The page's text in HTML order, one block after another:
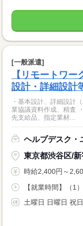
[一般派遣]
【リモートワ
設計・詳細設計
・基本設計、詳細設計
業協議資料作成、精査
先支給品、指定業材...
ヘルプデスク・
東京都渋谷区/新
時給2,400円～
【就業時間】（1
土曜日 日曜日 祝日